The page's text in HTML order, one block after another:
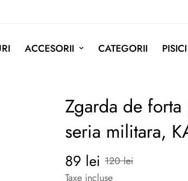
ACCESORII CATEGORII PISICI
Zgarda de forta
seria militara,
Preț
redus
89 lei
Preț
normal
120 lei
Taxe incluse